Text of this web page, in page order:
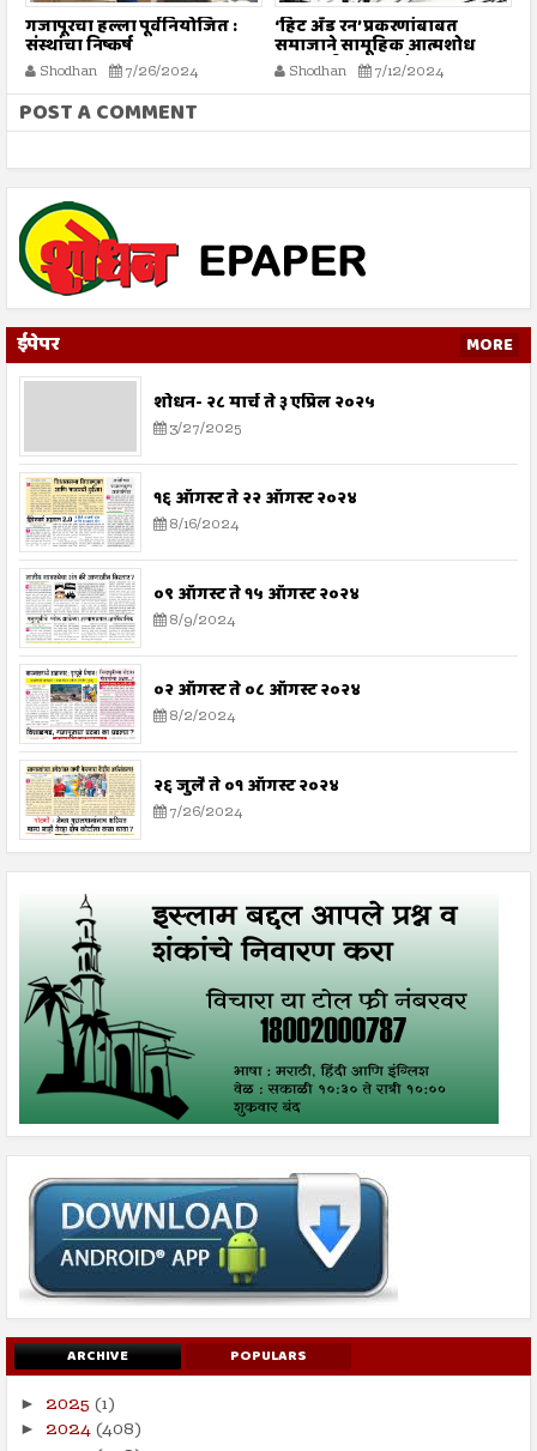
गजापूरचा हल्ला पूर्वनियोजित :
संस्थांचा निष्कर्ष
Shodhan 7/26/2024
‘हिट अँड रन’ प्रकरणांबाबत
समाजाने सामूहिक आत्मशोध
करण्याची गरज - मौलाना
इलियास खान फलाही
Shodhan 7/12/2024
POST A COMMENT
ईपेपर MORE
शोधन- २८ मार्च ते ३ एप्रिल २०२५
3/27/2025
१६ ऑगस्ट ते २२ ऑगस्ट २०२४
8/16/2024
०९ ऑगस्ट ते १५ ऑगस्ट २०२४
8/9/2024
०२ ऑगस्ट ते ०८ ऑगस्ट २०२४
8/2/2024
२६ जुलै ते ०१ ऑगस्ट २०२४
7/26/2024
ARCHIVE POPULARS
► 2025 (1)
► 2024(408)